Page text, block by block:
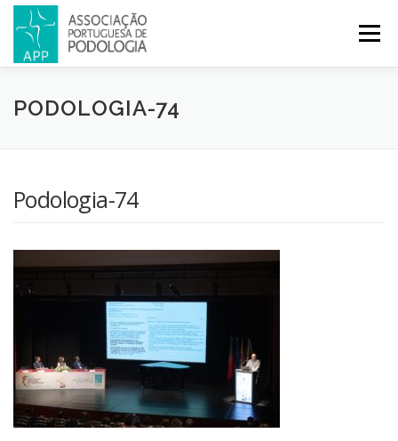
Menu
APP PODOLOGIA LICENCIATURA EM PODOLOGIA
PODOLOGIA-74
Podologia-74